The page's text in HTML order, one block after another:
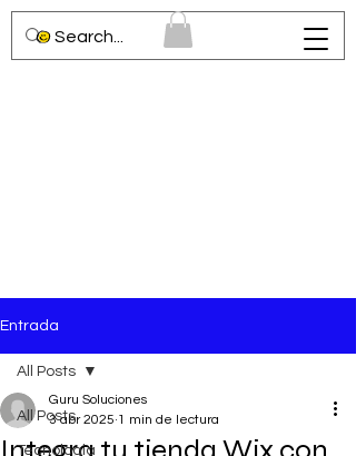
Entrada
All Posts
Tecnologia
All Posts
Guru Soluciones
3 abr 2025 1 min de lectura